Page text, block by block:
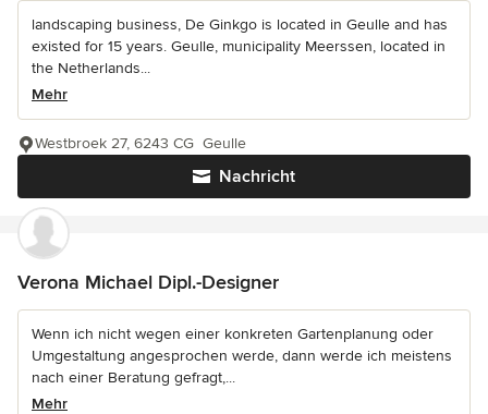
landscaping business, De Ginkgo is located in Geulle and has
existed for 15 years. Geulle, municipality Meerssen, located in
the Netherlands...
Mehr
Nachricht
Westbroek 27, 6243 CG Geulle
Verona Michael Dipl.-Designer
Wenn ich nicht wegen einer konkreten Gartenplanung oder
Umgestaltung angesprochen werde, dann werde ich meistens
nach einer Beratung gefragt,...
Mehr